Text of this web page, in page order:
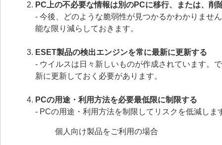
PC上の不必要な情報は別のPCに移行、または、削
- 今後、どのような脆弱性が見つかるかわかりませ
能な限り減らしておきます。
ESET製品の検出エンジンを常に最新に更新する
- ウイルスは日々新しいものが作成されています。
新に更新しておく必要があります。
PCの用途・利用方法を必要最低限に制限する
- PCの用途・利用方法を制限してリスクを低減し
個人向け製品をご利用の場合